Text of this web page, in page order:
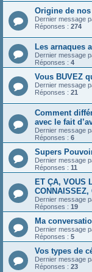
Origine de
Dernier message
Réponses : 274
Les arnaques
Dernier message
Réponses : 4
Vous BUVEZ
Dernier message
Réponses : 21
Comment
avec le fait
Dernier message
Réponses : 6
Supers
Dernier message
Réponses : 11
ET ÇA, VOUS
CONNAISSEZ,
Dernier message
Réponses : 19
Ma
Dernier message
Réponses : 5
Vos types de
Dernier message
Réponses : 23